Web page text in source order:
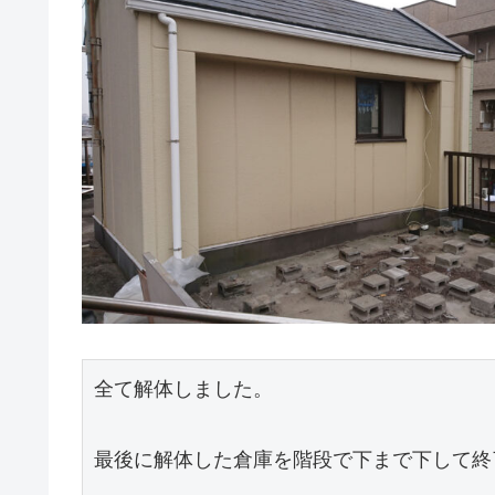
全て解体しました。
最後に解体した倉庫を階段で下まで下して